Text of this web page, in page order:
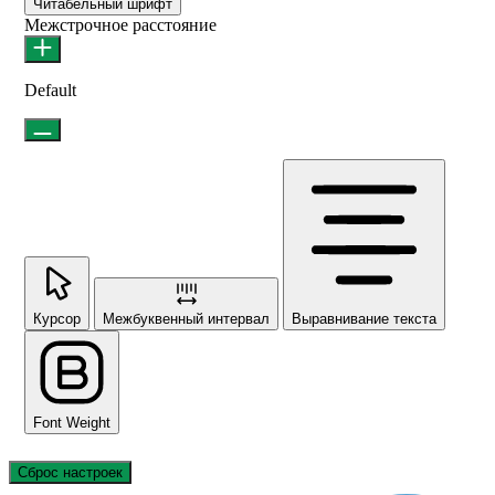
Читабельный шрифт
Межстрочное расстояние
Default
Курсор Межбуквенный интервал Выравнивание текста
Font Weight
Сброс настроек